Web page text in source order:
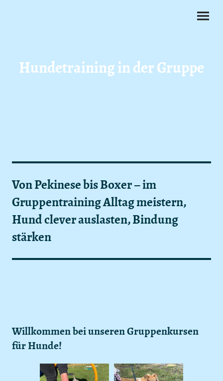
Hundetraining in der Gruppe
Von Pekinese bis Boxer – im
Gruppentraining Alltag meistern,
Hund clever auslasten, Bindung
stärken
Willkommen bei unseren Gruppenkursen
für Hunde!